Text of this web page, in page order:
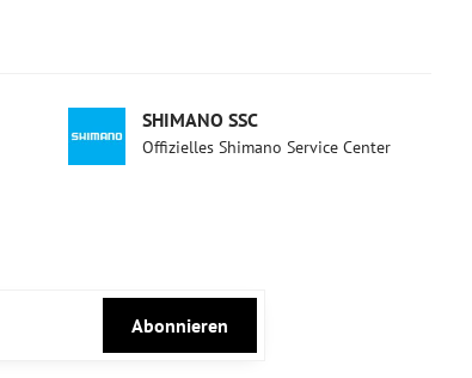
SHIMANO SSC
Offizielles Shimano Service Center
Abonnieren